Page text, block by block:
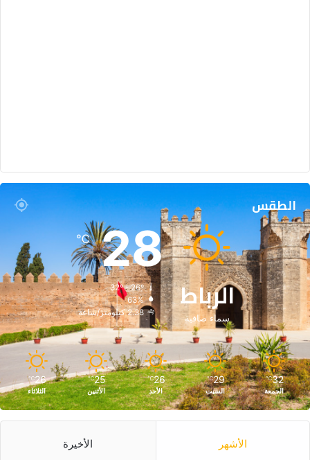
الطقس
الرباط
سماء صافية
28
℃
32º - 26º
63%
2.38 كيلومتر/ساعة
32
℃
الجمعة
29
℃
السبت
26
℃
الأحد
25
℃
الأثنين
26
℃
الثلاثاء
الأشهر الأخيرة